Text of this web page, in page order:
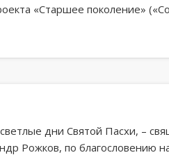
«Старшее поколение»
дни Святой Пасхи, –
Рожков, по благословению